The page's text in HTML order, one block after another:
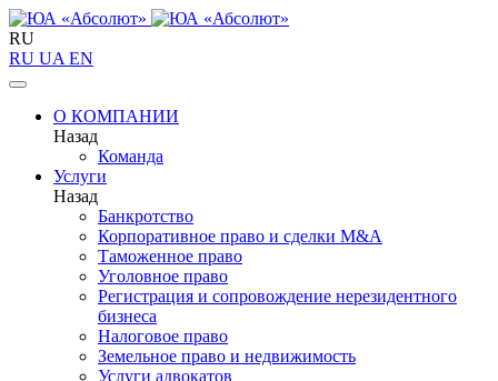
RU
RU UA EN
О КОМПАНИИ
Назад
Команда
Услуги
Назад
Банкротство
Корпоративное право и сделки M&A
Таможенное право
Уголовное право
Регистрация и сопровождение нерезидентного
бизнеса
Налоговое право
Земельное право и недвижимость
Услуги адвокатов